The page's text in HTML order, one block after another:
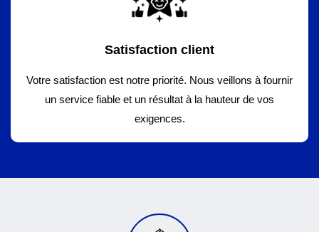
Satisfaction client
Votre satisfaction est notre priorité. Nous veillons à fournir
un service fiable et un résultat à la hauteur de vos
exigences.